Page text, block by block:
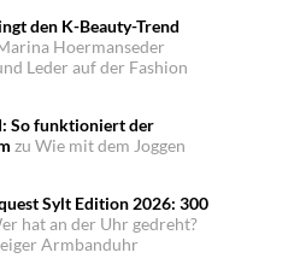
den K-Beauty-Trend
Hoermanseder
Leder auf der Fashion
So funktioniert der
zu Wie mit dem Joggen
Sylt Edition 2026: 300
hat an der Uhr gedreht?
Armbanduhr